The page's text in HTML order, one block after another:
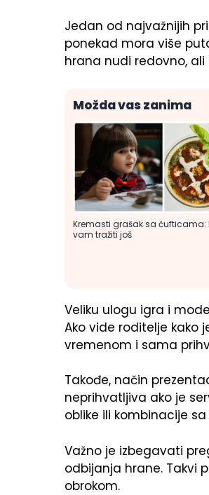
Jedan od najvažnijih
ponekad mora više
hrana nudi redovno,
Možda vas zanima
Kremasti grašak sa ćufticama:
vam tražiti još
Veliku ulogu igra i
Ako vide roditelje kako
vremenom i sama
Takođe, način
neprihvatljiva ako je
oblike ili kombinacije
Važno je izbegavati
odbijanja hrane. Takvi
obrokom.